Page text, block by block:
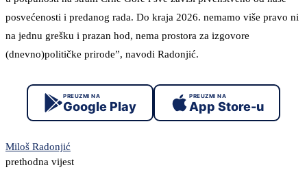
posvećenosti i predanog rada. Do kraja 2026. nemamo više pravo ni
na jednu grešku i prazan hod, nema prostora za izgovore
(dnevno)političke prirode”, navodi Radonjić.
PREUZMI NA
Google Play
PREUZMI NA
App Store-u
Miloš Radonjić
prethodna vijest